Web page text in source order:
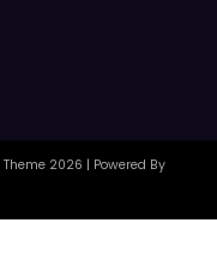
Theme 2026 | Powered By